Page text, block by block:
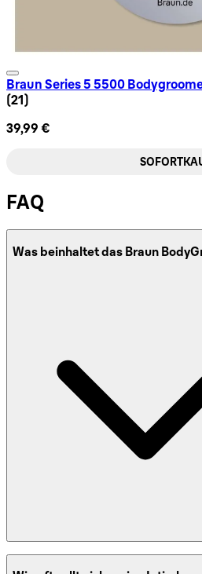
Braun Series 5 5500
4.76 Sternbewertung basierend
(21)
39,99 €
FAQ
Was beinhaltet das Braun
Das Braun BodyGrooming-Set